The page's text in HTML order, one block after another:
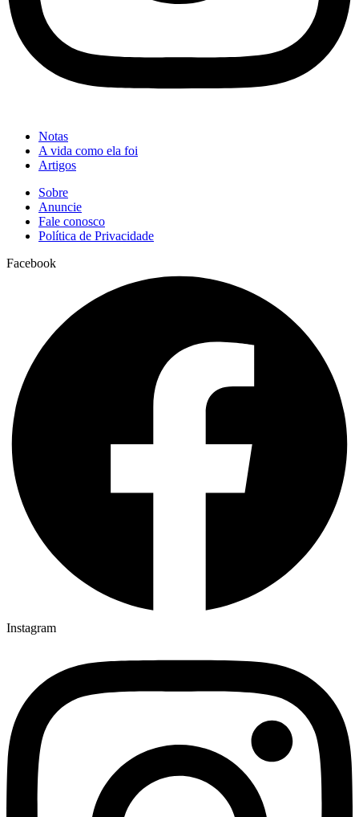
Notas
A vida como ela foi
Artigos
Sobre
Anuncie
Fale conosco
Política de Privacidade
Facebook
Instagram